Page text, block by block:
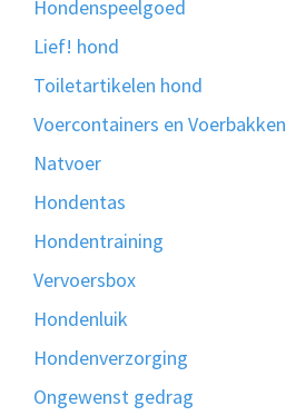
Hondenspeelgoed
Lief! hond
Toiletartikelen hond
Voercontainers en Voerbakken
Natvoer
Hondentas
Hondentraining
Vervoersbox
Hondenluik
Hondenverzorging
Ongewenst gedrag